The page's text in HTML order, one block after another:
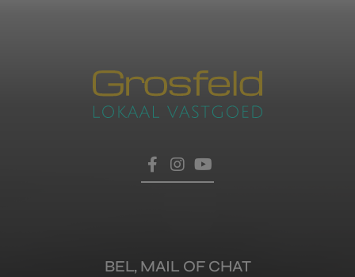
BEL, MAIL OF CHAT